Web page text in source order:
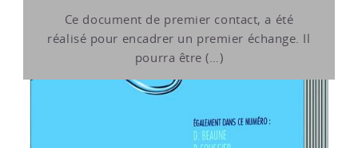
Ce document de premier contact, a été
réalisé pour encadrer un premier échange. Il
pourra être (…)